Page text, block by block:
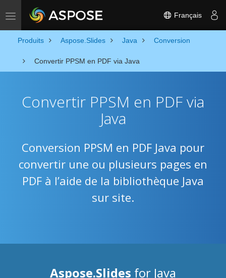
Toggle navigation Français
Produits Aspose.Slides Java Conversion
Convertir PPSM en PDF via Java
Convertir PPSM en PDF via
Java
Conversion PPSM en PDF Java pour
convertir une ou plusieurs pages en
PDF à l’aide de la bibliothèque Java
sur site.
Aspose.Slides for Java